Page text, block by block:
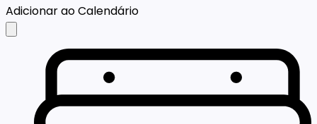
Adicionar ao Calendário